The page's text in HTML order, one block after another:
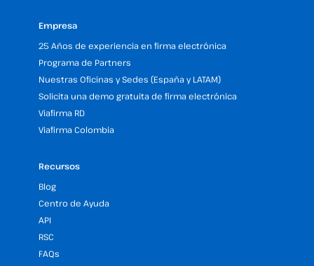
Empresa
25 Años de experiencia en firma electrónica
Programa de Partners
Nuestras Oficinas y Sedes (España y LATAM)
Solicita una demo gratuita de firma electrónica
Viafirma RD
Viafirma Colombia
Recursos
Blog
Centro de Ayuda
API
RSC
FAQs